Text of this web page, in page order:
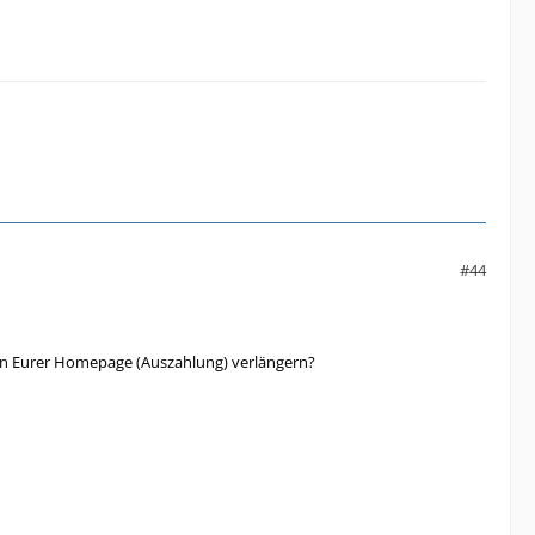
#44
Homepage (Auszahlung) verlängern?